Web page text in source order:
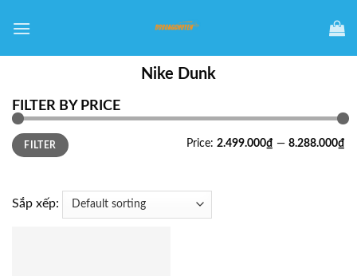
Nike Dunk
FILTER BY PRICE
Min
price
Max
priceFILTER Price: 2.499.000₫ — 8.288.000₫
Sắp xếp: